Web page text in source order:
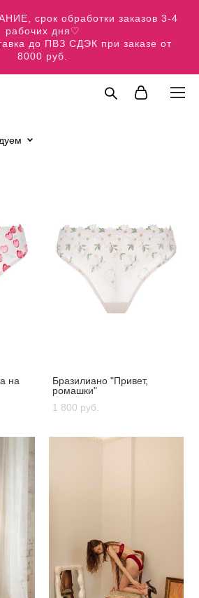
срок обработки заказов 3-4
рабочих дня♡
до ПВЗ СДЭК при заказе от
8000 руб.
на
Бразилиано "Привет,
ромашки"
1 800 pуб.